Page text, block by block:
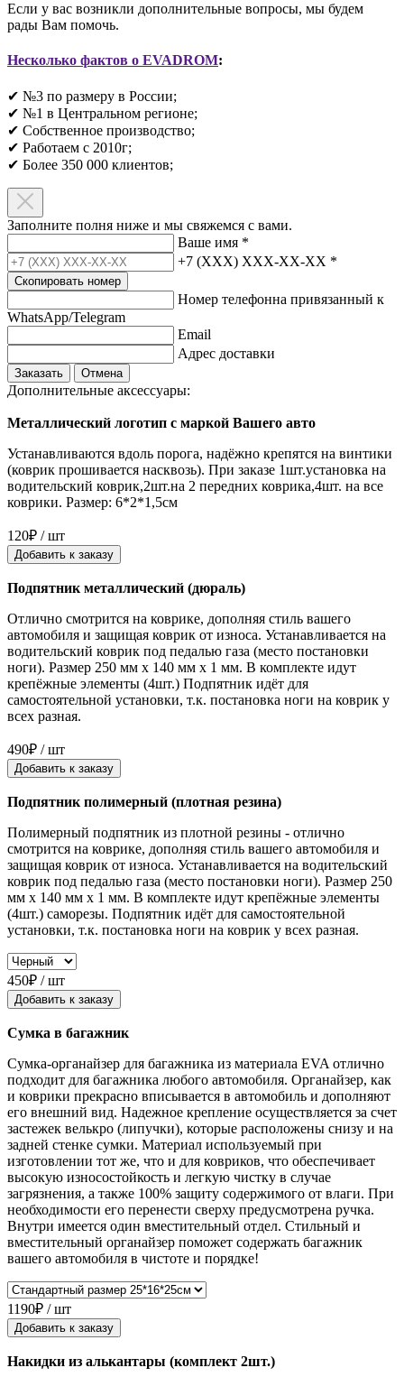
Если у вас возникли дополнительные вопросы, мы будем
рады Вам помочь.
Несколько фактов о EVADROM:
✔ №3 по размеру в России;
✔ №1 в Центральном регионе;
✔ Собственное производство;
✔ Работаем с 2010г;
✔ Более 350 000 клиентов;​
Заполните полня ниже и мы свяжемся с вами.
Ваше имя *
+7 (XXX) XXX-XX-XX *
Скопировать номер
Номер телефонна привязанный к
WhatsApp/Telegram
Email
Адрес доставки
Заказать Отмена
Дополнительные аксессуары:
Металлический логотип с маркой Вашего авто
Устанавливаются вдоль порога, надёжно крепятся на винтики
(коврик прошивается насквозь). При заказе 1шт.установка на
водительский коврик,2шт.на 2 передних коврика,4шт. на все
коврики. Размер: 6*2*1,5см
120₽ / шт
Добавить к заказу
Подпятник металлический (дюраль)
Отлично смотрится на коврике, дополняя стиль вашего
автомобиля и защищая коврик от износа. Устанавливается на
водительский коврик под педалью газа (место постановки
ноги). Размер 250 мм x 140 мм x 1 мм. В комплекте идут
крепёжные элементы (4шт.) Подпятник идёт для
самостоятельной установки, т.к. постановка ноги на коврик у
всех разная.
490₽ / шт
Добавить к заказу
Подпятник полимерный (плотная резина)
Полимерный подпятник из плотной резины - отлично
смотрится на коврике, дополняя стиль вашего автомобиля и
защищая коврик от износа. Устанавливается на водительский
коврик под педалью газа (место постановки ноги). Размер 250
мм x 140 мм x 1 мм. В комплекте идут крепёжные элементы
(4шт.) саморезы. Подпятник идёт для самостоятельной
установки, т.к. постановка ноги на коврик у всех разная.
450₽ / шт
Добавить к заказу
Сумка в багажник
Сумка-органайзер для багажника из материала EVA отлично
подходит для багажника любого автомобиля. Органайзер, как
и коврики прекрасно вписывается в автомобиль и дополняют
его внешний вид. Надежное крепление осуществляется за счет
застежек велькро (липучки), которые расположены снизу и на
задней стенке сумки. Материал используемый при
изготовлении тот же, что и для ковриков, что обеспечивает
высокую износостойкость и легкую чистку в случае
загрязнения, а также 100% защиту содержимого от влаги. При
необходимости его перенести сверху предусмотрена ручка.
Внутри имеется один вместительный отдел. Стильный и
вместительный органайзер поможет содержать багажник
вашего автомобиля в чистоте и порядке!
1190₽ / шт
Добавить к заказу
Накидки из алькантары (комплект 2шт.)